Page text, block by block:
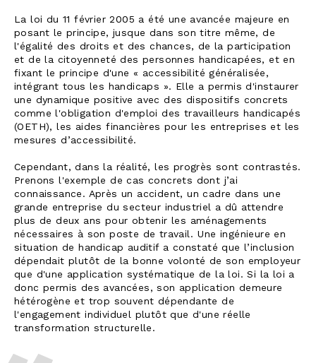
La loi du 11 février 2005 a été une avancée majeure en
posant le principe, jusque dans son titre même, de
l'égalité des droits et des chances, de la participation
et de la citoyenneté des personnes handicapées, et en
fixant le principe d'une « accessibilité généralisée,
intégrant tous les handicaps ». Elle a permis d'instaurer
une dynamique positive avec des dispositifs concrets
comme l'obligation d'emploi des travailleurs handicapés
(OETH), les aides financières pour les entreprises et les
mesures d’accessibilité.
Cependant, dans la réalité, les progrès sont contrastés.
Prenons l'exemple de cas concrets dont j’ai
connaissance. Après un accident, un cadre dans une
grande entreprise du secteur industriel a dû attendre
plus de deux ans pour obtenir les aménagements
nécessaires à son poste de travail. Une ingénieure en
situation de handicap auditif a constaté que l’inclusion
dépendait plutôt de la bonne volonté de son employeur
que d'une application systématique de la loi. Si la loi a
donc permis des avancées, son application demeure
hétérogène et trop souvent dépendante de
l'engagement individuel plutôt que d'une réelle
transformation structurelle.